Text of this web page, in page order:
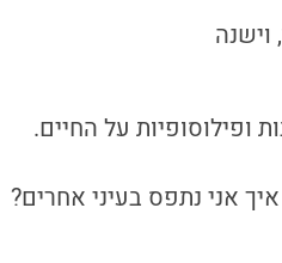
וישנה
על החיים.
אני נתפס בעיני אחרים?